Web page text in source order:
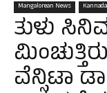
Mangalorean News
ತುಳು
ವೆನ್ಸಿಟಾ